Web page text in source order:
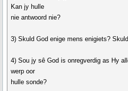
Kan jy hulle
nie antwoord nie?
3) Skuld God enige mens enigiets?
4) Sou jy sê God is onregverdig as Hy
werp oor
hulle sonde?